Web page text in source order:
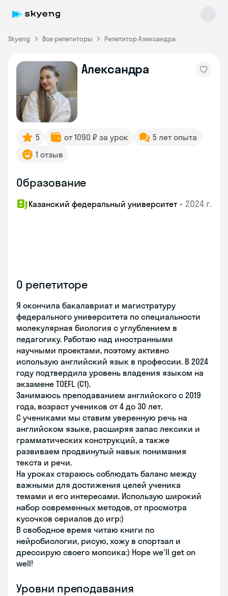
Skyeng Все репетиторы Репетитор Александра
Александра
5 от 1090 ₽ за урок
5 лет опыта
1 отзыв
Образование
Казанский федеральный университет • 2024 г.
О репетиторе
Я окончила бакалавриат и магистратуру
федерального университета по специальности
молекулярная биология с углублением в
педагогику. Работаю над иностранными
научными проектами, поэтому активно
использую английский язык в профессии. В 2024
году подтвердила уровень владения языком на
экзамене TOEFL (C1).
Занимаюсь преподаванием английского с 2019
года, возраст учеников от 4 до 30 лет.
С учениками мы ставим уверенную речь на
английском языке, расширяя запас лексики и
грамматических конструкций, а также
развиваем продвинутый навык понимания
текста и речи.
На уроках стараюсь соблюдать баланс между
важными для достижения целей ученика
темами и его интересами. Использую широкий
набор современных методов, от просмотра
кусочков сериалов до игр:)
В свободное время читаю книги по
нейробиологии, рисую, хожу в спортзал и
дрессирую своего мопсика:) Hope we'll get on
well!
Уровни преподавания
Skyeng Chat
online